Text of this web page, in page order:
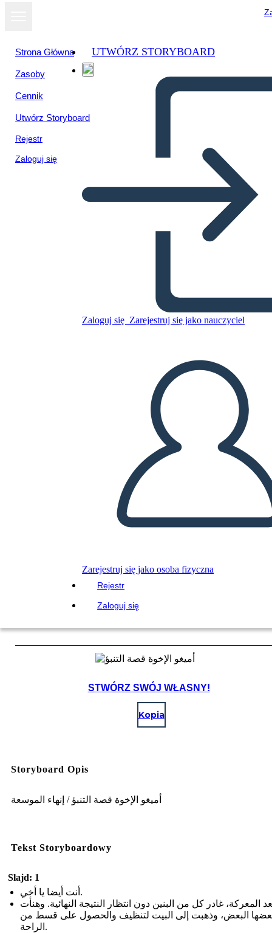
Strona Główna
Zasoby
Cennik
Utwórz Storyboard
Rejestr
Zaloguj się
UTWÓRZ STORYBOARD
Zaloguj się Zarejestruj się jako nauczyciel
Zarejestruj się jako osoba fizyczna
Rejestr
Zaloguj się
أميغو الإخوة قصة التنبؤ
Skopiuj tę scenorys
STWÓRZ SCENORYS
PRZECZYTAJ MI
STWÓRZ SWÓJ WŁASNY!
Kopia
Storyboard Opis
أميغو الإخوة قصة التنبؤ / إنهاء الموسعة
Tekst Storyboardowy
Slajd: 1
أنت أيضا يا أخي.
المعركة، غادر كل من البنين دون انتظار النتيجة النهائية. وهنأت
البعض، وذهبت إلى البيت لتنظيف والحصول على قسط من
الراحة.